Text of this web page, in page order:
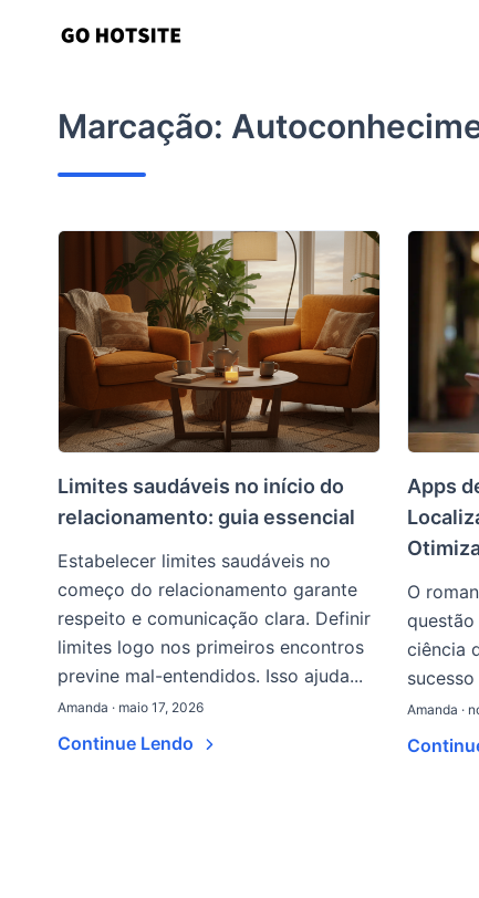
conteúdoMarcação:
Limites saudáveis no início do
relacionamento: guia essencial
Estabelecer limites saudáveis no
começo do relacionamento garante
respeito e comunicação clara. Definir
limites logo nos primeiros encontros
previne mal-entendidos. Isso ajuda...
Amanda · maio 17, 2026
Continue Lendo
Apps
O
ciência
Amanda ·